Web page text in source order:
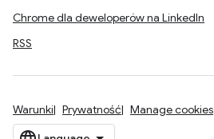
Chrome dla deweloperów na LinkedIn
RSS
Warunki Prywatność Manage cookies